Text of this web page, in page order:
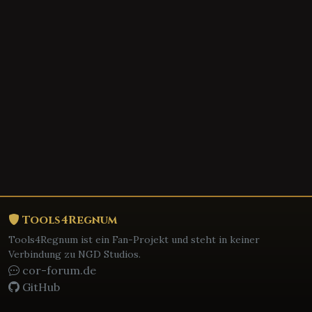
Tools4Regnum
Tools4Regnum ist ein Fan-Projekt und steht in keiner
Verbindung zu NGD Studios.
cor-forum.de
GitHub